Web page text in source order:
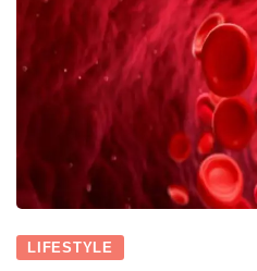
LIFESTYLE